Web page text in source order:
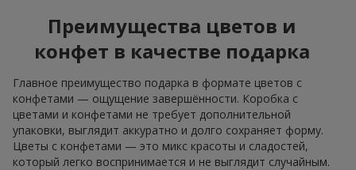
Преимущества цветов и
конфет в качестве подарка
Главное преимущество подарка в формате цветов с
конфетами — ощущение завершённости. Коробка с
цветами и конфетами не требует дополнительной
упаковки, выглядит аккуратно и долго сохраняет форму.
Цветы с конфетами — это микс красоты и сладостей,
который легко воспринимается и не выглядит случайным.